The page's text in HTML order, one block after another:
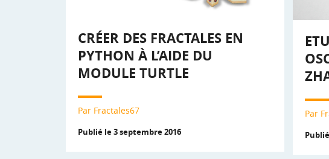
CRÉER DES FRACTALES EN
PYTHON À L’AIDE DU
MODULE TURTLE
Par Fractales67
Publié le 3 septembre 2016
Par